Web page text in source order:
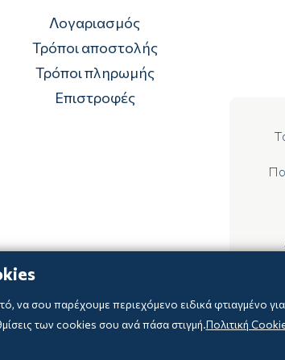
Λογαριασμός
Τρόποι αποστολής
Τρόποι πληρωμής
Επιστροφές
σου παρέχουμε περιεχόμενο ειδικά φτιαγμένο
των cookies σου ανά πάσα στιγμή.Πολιτική